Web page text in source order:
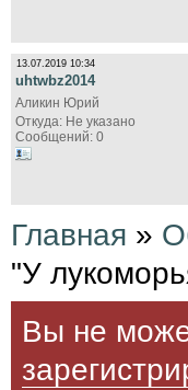
13.07.2019 10:34
uhtwbz2014
Аликин Юрий
Откуда: Не указано
Сообщений: 0
Главная »
"У
Вы не